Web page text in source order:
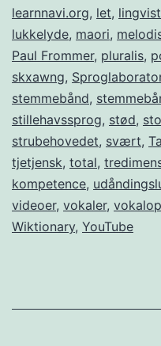
learnnavi.org, let, lingvist
lukkelyde, maori,
Paul Frommer, pluralis,
skxawng,
stemmebånd,
stillehavssprog, stød,
strubehovedet, svært,
tjetjensk, total,
kompetence,
videoer, vokaler,
Wiktionary, YouTube